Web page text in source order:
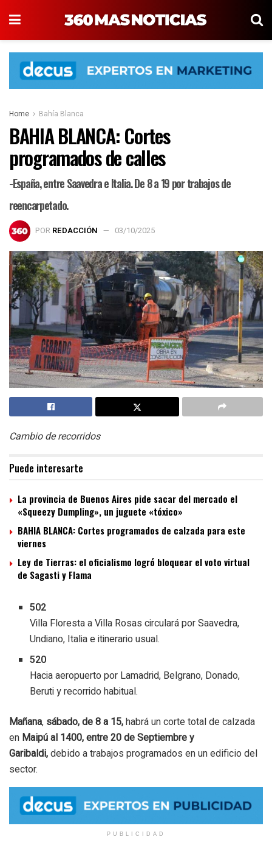
Home Bahía Blanca
BAHIA BLANCA: Cortes
programados de calles
-España, entre Saavedra e Italia. De 8 a 19 por trabajos de
reencarpetado.
POR REDACCIÓN 03/10/2025
Cambio de recorridos
Puede interesarte
La provincia de Buenos Aires pide sacar del mercado el
«Squeezy Dumpling», un juguete «tóxico»
BAHIA BLANCA: Cortes programados de calzada para este
viernes
Ley de Tierras: el oficialismo logró bloquear el voto virtual
de Sagasti y Flama
502
Villa Floresta a Villa Rosas circulará por Saavedra,
Undiano, Italia e itinerario usual.
520
Hacia aeropuerto por Lamadrid, Belgrano, Donado,
Beruti y recorrido habitual.
Mañana, sábado, de 8 a 15, habrá un corte total de calzada
en Maipú al 1400, entre 20 de Septiembre y
Garibaldi, debido a trabajos programados en un edificio del
sector.
PUBLICIDAD